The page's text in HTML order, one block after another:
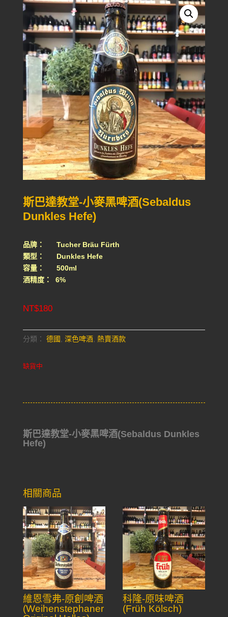
斯巴達教堂-小麥黑啤酒(Sebaldus
Dunkles Hefe)
品牌： Tucher Bräu Fürth
類型： Dunkles Hefe
容量： 500ml
酒精度： 6%
NT$180
分類： 德國, 深色啤酒, 熱賣酒款
缺貨中
斯巴達教堂-小麥黑啤酒(Sebaldus Dunkles
Hefe)
相關商品
維恩雪弗-原創啤酒
(Weihenstephaner
科隆-原味啤酒
(Früh Kölsch)